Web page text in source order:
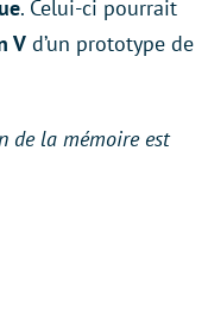
. Celui-ci pourrait
V d’un prototype de
de la mémoire est